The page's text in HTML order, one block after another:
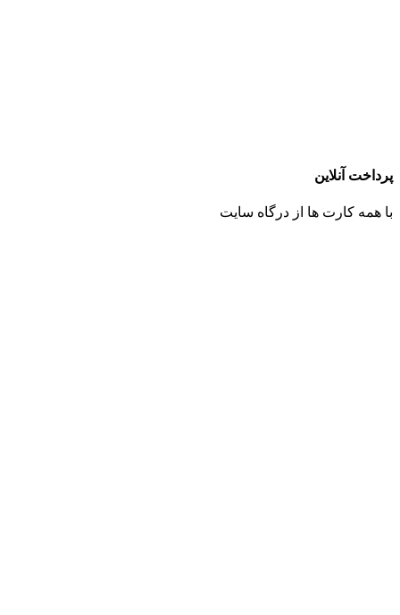
پرداخت آنلاین
با همه کارت ها از درگاه سایت